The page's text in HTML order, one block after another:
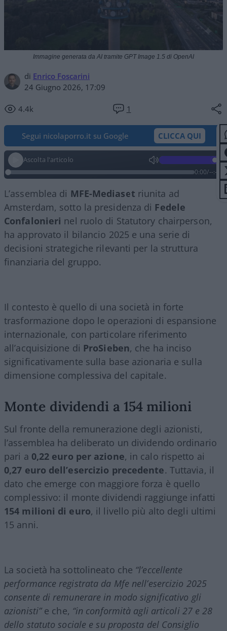
di Enrico Foscarini
24 Giugno 2026, 17:09
4.4k 1
Immagine generata da AI tramite GPT Image 1.5 di OpenAI
Segui nicolaporro.it su Google CLICCA QUI
Ascolta l'articolo
0:00/--:--
L’assemblea di MFE-Mediaset riunita ad
Amsterdam, sotto la presidenza di Fedele
Confalonieri nel ruolo di Statutory chairperson,
ha approvato il bilancio 2025 e una serie di
decisioni strategiche rilevanti per la struttura
finanziaria del gruppo.
Il contesto è quello di una società in forte
trasformazione dopo le operazioni di espansione
internazionale, con particolare riferimento
all’acquisizione di ProSieben, che ha inciso
significativamente sulla base azionaria e sulla
dimensione complessiva del capitale.
Monte dividendi a 154 milioni
Sul fronte della remunerazione degli azionisti,
l’assemblea ha deliberato un dividendo ordinario
pari a 0,22 euro per azione, in calo rispetto ai
0,27 euro dell’esercizio precedente. Tuttavia, il
dato che emerge con maggiore forza è quello
complessivo: il monte dividendi raggiunge infatti
154 milioni di euro, il livello più alto degli ultimi
15 anni.
La società ha sottolineato che “l’eccellente
performance registrata da Mfe nell’esercizio 2025
consente di remunerare in modo significativo gli
azionisti”e che, “in conformità agli articoli 27 e 28
dello statuto sociale e su proposta del Consiglio